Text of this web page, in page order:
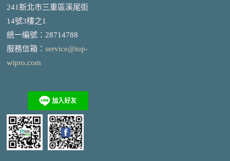
241新北市三重區溪尾街
14號3樓之1
統一編號 ： 28714788
服務信箱： service@top-
wipro.com